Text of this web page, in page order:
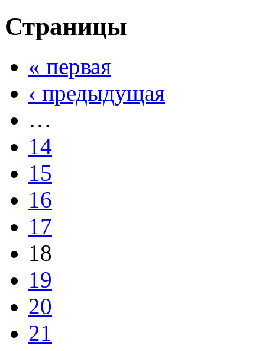
Страницы
« первая
‹ предыдущая
…
14
15
16
17
18
19
20
21